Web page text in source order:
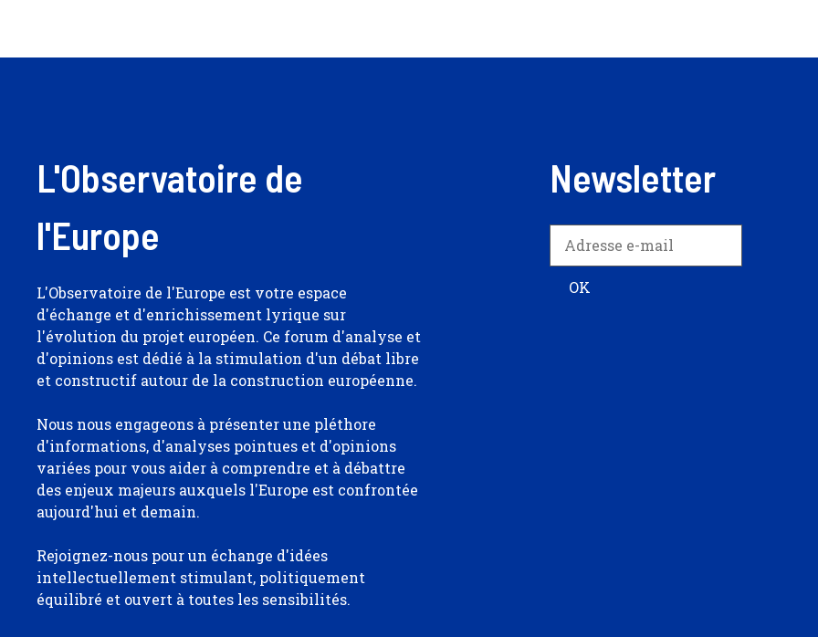
L'Observatoire de
l'Europe
L'Observatoire de l'Europe est votre espace
d'échange et d'enrichissement lyrique sur
l'évolution du projet européen. Ce forum d'analyse et
d'opinions est dédié à la stimulation d'un débat libre
et constructif autour de la construction européenne.
Nous nous engageons à présenter une pléthore
d'informations, d'analyses pointues et d'opinions
variées pour vous aider à comprendre et à débattre
des enjeux majeurs auxquels l'Europe est confrontée
aujourd'hui et demain.
Rejoignez-nous pour un échange d'idées
intellectuellement stimulant, politiquement
équilibré et ouvert à toutes les sensibilités.
Newsletter